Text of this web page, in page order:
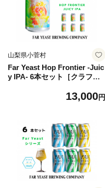
山梨県小菅村
Far Yeast Hop Frontier -Juic
y IPA- 6本セット［クラフト
内外で多数授賞！］13,000円